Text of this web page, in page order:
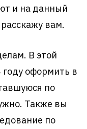
и на данный
вам.
В этой
году оформить в
по
Также вы
по